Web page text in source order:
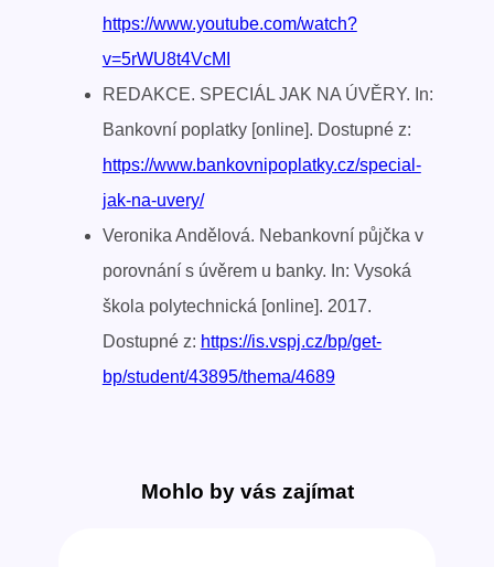
https://www.youtube.com/watch?
v=5rWU8t4VcMI
REDAKCE. SPECIÁL JAK NA ÚVĚRY. In:
Bankovní poplatky [online]. Dostupné z:
https://www.bankovnipoplatky.cz/special-
jak-na-uvery/
Veronika Andělová. Nebankovní půjčka v
porovnání s úvěrem u banky. In: Vysoká
škola polytechnická [online]. 2017.
Dostupné z: https://is.vspj.cz/bp/get-
bp/student/43895/thema/4689
Mohlo by vás zajímat